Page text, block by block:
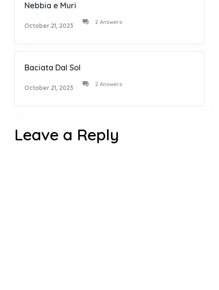
Nebbia e Muri
October 21, 2023 2 Answers
Baciata Dal Sol
October 21, 2023 2 Answers
Leave a Reply